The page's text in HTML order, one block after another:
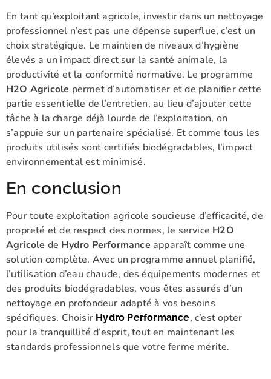
En tant qu’exploitant agricole, investir dans un nettoyage
professionnel n’est pas une dépense superflue, c’est un
choix stratégique. Le maintien de niveaux d’hygiène
élevés a un impact direct sur la santé animale, la
productivité et la conformité normative. Le programme
H2O Agricole permet d’automatiser et de planifier cette
partie essentielle de l’entretien, au lieu d’ajouter cette
tâche à la charge déjà lourde de l’exploitation, on
s’appuie sur un partenaire spécialisé. Et comme tous les
produits utilisés sont certifiés biodégradables, l’impact
environnemental est minimisé.
En conclusion
Pour toute exploitation agricole soucieuse d’efficacité, de
propreté et de respect des normes, le service H2O
Agricole de Hydro Performance apparaît comme une
solution complète. Avec un programme annuel planifié,
l’utilisation d’eau chaude, des équipements modernes et
des produits biodégradables, vous êtes assurés d’un
nettoyage en profondeur adapté à vos besoins
spécifiques. Choisir Hydro Performance, c’est opter
pour la tranquillité d’esprit, tout en maintenant les
standards professionnels que votre ferme mérite.